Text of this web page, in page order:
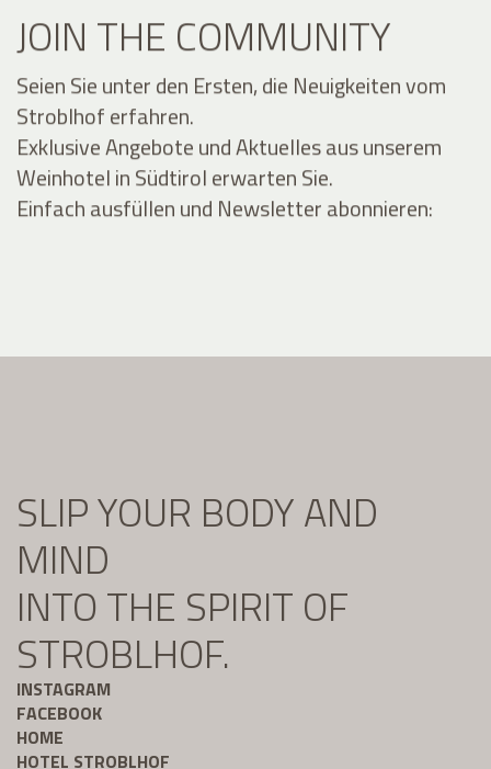
JOIN THE COMMUNITY
Seien Sie unter den Ersten, die Neuigkeiten vom
Stroblhof erfahren.
Exklusive Angebote und Aktuelles aus unserem
Weinhotel in Südtirol erwarten Sie.
Einfach ausfüllen und Newsletter abonnieren:
SLIP YOUR BODY AND
MIND
INTO THE SPIRIT OF
STROBLHOF.
INSTAGRAM
FACEBOOK
HOME
HOTEL STROBLHOF